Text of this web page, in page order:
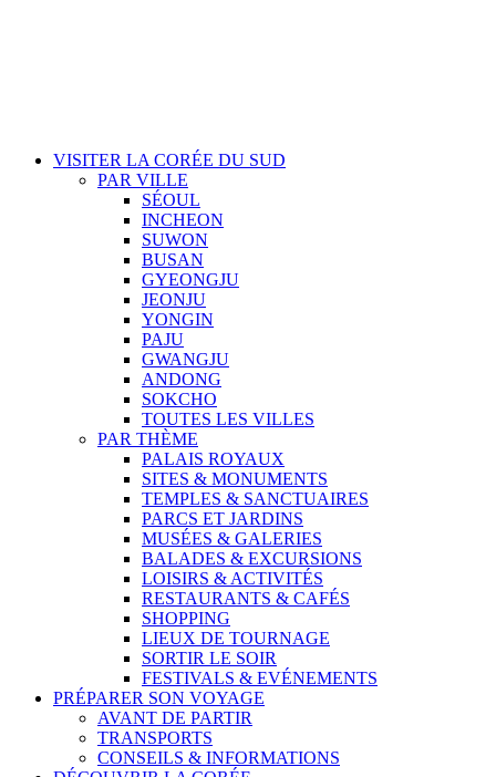
VISITER LA CORÉE DU SUD
PAR VILLE
SÉOUL
INCHEON
SUWON
BUSAN
GYEONGJU
JEONJU
YONGIN
PAJU
GWANGJU
ANDONG
SOKCHO
TOUTES LES VILLES
PAR THÈME
PALAIS ROYAUX
SITES & MONUMENTS
TEMPLES & SANCTUAIRES
PARCS ET JARDINS
MUSÉES & GALERIES
BALADES & EXCURSIONS
LOISIRS & ACTIVITÉS
RESTAURANTS & CAFÉS
SHOPPING
LIEUX DE TOURNAGE
SORTIR LE SOIR
FESTIVALS & EVÉNEMENTS
PRÉPARER SON VOYAGE
AVANT DE PARTIR
TRANSPORTS
CONSEILS & INFORMATIONS